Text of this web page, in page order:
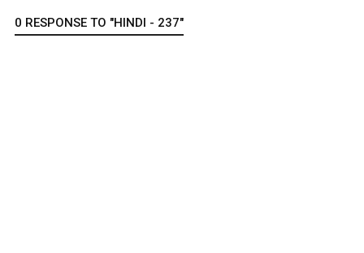
0 RESPONSE TO "HINDI - 237"